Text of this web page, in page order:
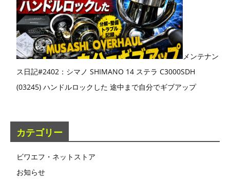
メンテナン
ス日記#2402：シマノ SHIMANO 14 ステラ C3000SDH
(03245) ハンドルロックした 途中まで自分でギブアップ
カテゴリー
ビワエフ・ネットストア
お知らせ